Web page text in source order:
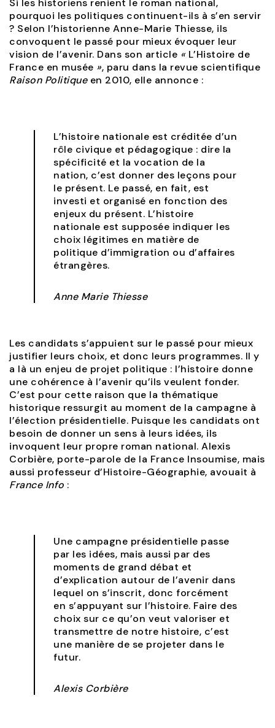
Si les historiens renient le roman national,
pourquoi les politiques continuent-ils à s’en servir
? Selon l’historienne Anne-Marie Thiesse, ils
convoquent le passé pour mieux évoquer leur
vision de l’avenir. Dans son article «L’Histoire de
France en musée », paru dans la revue scientifique
Raison Politiqueen 2010, elle annonce :
L’histoire nationale est créditée d’un
rôle civique et pédagogique : dire la
spécificité et la vocation de la
nation, c’est donner des leçons pour
le présent. Le passé, en fait, est
investi et organisé en fonction des
enjeux du présent. L’histoire
nationale est supposée indiquer les
choix légitimes en matière de
politique d’immigration ou d’affaires
étrangères.
Anne Marie Thiesse
Les candidats s’appuient sur le passé pour mieux
justifier leurs choix, et donc leurs programmes. Il y
a là un enjeu de projet politique : l’histoire donne
une cohérence à l’avenir qu’ils veulent fonder.
C’est pour cette raison que la thématique
historique ressurgit au moment de la campagne à
l’élection présidentielle. Puisque les candidats ont
besoin de donner un sens à leurs idées, ils
invoquent leur propre roman national. Alexis
Corbière, porte-parole de la France Insoumise, mais
aussi professeur d’Histoire-Géographie, avouait à
France Info :
Une campagne présidentielle passe
par les idées, mais aussi par des
moments de grand débat et
d’explication autour de l’avenir dans
lequel on s’inscrit, donc forcément
en s’appuyant sur l’histoire. Faire des
choix sur ce qu’on veut valoriser et
transmettre de notre histoire, c’est
une manière de se projeter dans le
futur.
Alexis Corbière